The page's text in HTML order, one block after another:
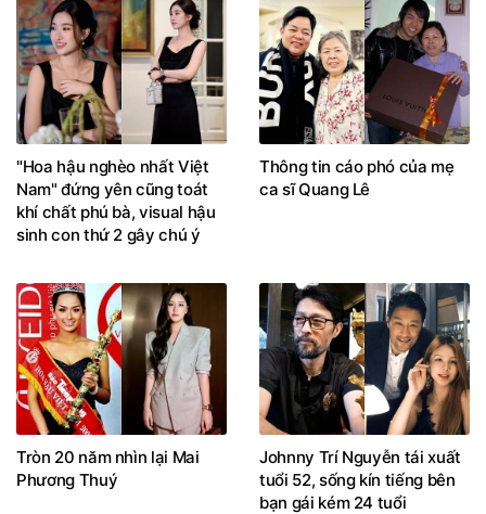
"Hoa hậu nghèo nhất Việt
Nam" đứng yên cũng toát
khí chất phú bà, visual hậu
sinh con thứ 2 gây chú ý
Thông tin cáo phó của mẹ
ca sĩ Quang Lê
Tròn 20 năm nhìn lại Mai
Phương Thuý
Johnny Trí Nguyễn tái xuất
tuổi 52, sống kín tiếng bên
bạn gái kém 24 tuổi